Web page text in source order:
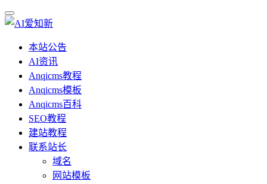
本站公告
AI资讯
Anqicms教程
Anqicms模板
Anqicms百科
SEO教程
建站教程
联系站长
域名
网站模板